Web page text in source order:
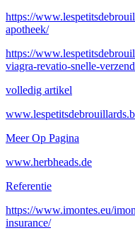
https://
apotheek/
https://
viagra-revatio-snelle-
volledig artikel
Meer Op Pagina
www.herbheads.de
Referentie
https://www.imontes.eu/
insurance/